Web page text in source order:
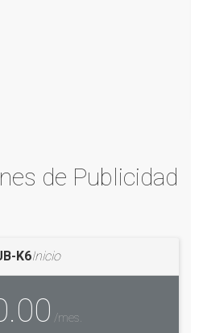
de Publicidad
K6Inicio
/mes.